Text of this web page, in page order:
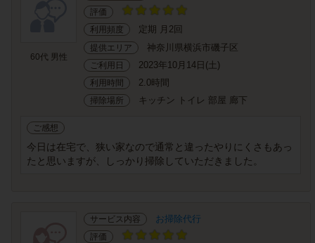
60代 男性
評価
利用頻度
定期 月2回
提供エリア 神奈川県横浜市磯子区
ご利用日 2023年10月14日(土)
利用時間 2.0時間
掃除場所 キッチン トイレ 部屋 廊下
ご感想
今日は在宅で、狭い家なので通常と違ったやりにくさもあっ
たと思いますが、しっかり掃除していただきました。
サービス内容 お掃除代行
評価